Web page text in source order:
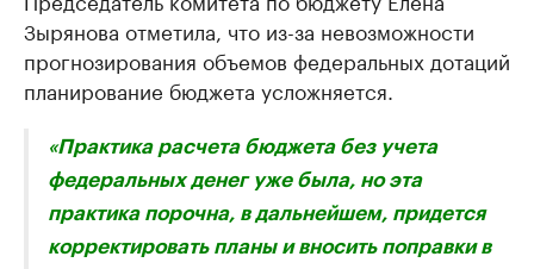
Крупнейшие производители и
продавцы медийной продукции
Ознакомьтесь с информацией в каталоге
Страховые
Зырянова отметила, что из-за невозможности
прогнозирования объемов федеральных дотаций
планирование бюджета усложняется.
«Практика расчета бюджета без учета
федеральных денег уже была, но эта
практика порочна, в дальнейшем, придется
корректировать планы и вносить поправки в